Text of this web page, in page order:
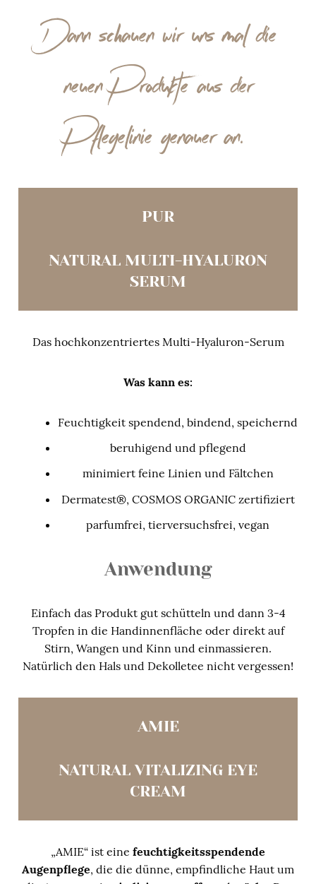
Dann schauen wir uns mal die
neuen Produkte aus der
Pflegelinie genauer an.
PUR
NATURAL MULTI-HYALURON
SERUM
Das hochkonzentriertes Multi-Hyaluron-Serum
Was kann es:
Feuchtigkeit spendend, bindend, speichernd
beruhigend und pflegend
minimiert feine Linien und Fältchen
Dermatest®, COSMOS ORGANIC zertifiziert
parfumfrei, tierversuchsfrei, vegan
Anwendung
Einfach das Produkt gut schütteln und dann 3-4
Tropfen in die Handinnenfläche oder direkt auf
Stirn, Wangen und Kinn und einmassieren.
Natürlich den Hals und Dekolletee nicht vergessen!
AMIE
NATURAL VITALIZING EYE
CREAM
„AMIE“ ist eine feuchtigkeitsspendende
Augenpflege, die die dünne, empfindliche Haut um